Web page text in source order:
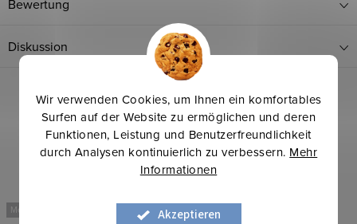
Wir verwenden Cookies, um Ihnen ein komfortables
Surfen auf der Website zu ermöglichen und deren
Funktionen, Leistung und Benutzerfreundlichkeit
durch Analysen kontinuierlich zu verbessern. Mehr
Informationen
Akzeptieren
Bewertung
Diskussion
Mehr für weniger Mehr für weniger